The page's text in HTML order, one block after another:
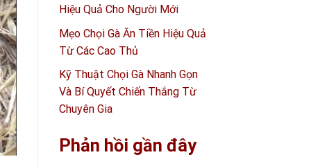
Hiệu Quả Cho Người Mới
Mẹo Chọi Gà Ăn Tiền Hiệu Quả
Từ Các Cao Thủ
Kỹ Thuật Chọi Gà Nhanh Gọn
Và Bí Quyết Chiến Thắng Từ
Chuyên Gia
Phản hồi gần đây